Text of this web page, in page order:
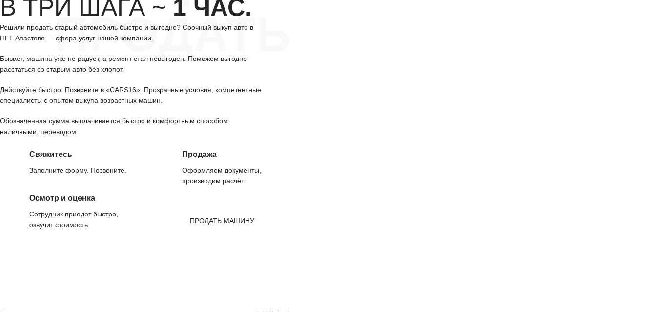
ПРОДАТЬ
В ТРИ ШАГА ~ 1 ЧАС.
Решили продать старый автомобиль быстро и выгодно? Срочный выкуп авто в
ПГТ Апастово — сфера услуг нашей компании.
Бывает, машина уже не радует, а ремонт стал невыгоден. Поможем выгодно
расстаться со старым авто без хлопот.
Действуйте быстро. Позвоните в «CARS16». Прозрачные условия, компетентные
специалисты с опытом выкупа возрастных машин.
Обозначенная сумма выплачивается быстро и комфортным способом:
наличными, переводом.
Свяжитесь
Заполните форму. Позвоните.
Осмотр и оценка
Сотрудник приедет быстро,
озвучит стоимость.
Продажа
Оформляем документы,
производим расчёт.
ПРОДАТЬ МАШИНУ